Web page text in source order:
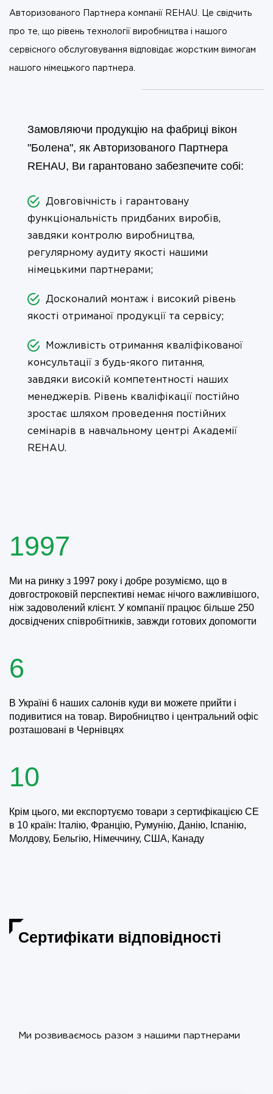
Авторизованого Партнера компанії REHAU. Це свідчить
про те, що рівень технології виробництва і нашого
сервісного обслуговування відповідає жорстким вимогам
нашого німецького партнера.
Замовляючи продукцію на фабриці вікон
"Болена", як Авторизованого Партнера
REHAU, Ви гарантовано забезпечите собі:
Довговічність і гарантовану
функціональність придбаних виробів,
завдяки контролю виробництва,
регулярному аудиту якості нашими
німецькими партнерами;
Досконалий монтаж і високий рівень
якості отриманої продукції та сервісу;
Можливість отримання кваліфікованої
консультації з будь-якого питання,
завдяки високій компетентності наших
менеджерів. Рівень кваліфікації постійно
зростає шляхом проведення постійних
семінарів в навчальному центрі Академії
REHAU.
1997
Ми на ринку з 1997 року і добре розуміємо, що в
довгостроковій перспективі немає нічого важливішого,
ніж задоволений клієнт. У компанії працює більше 250
досвідчених співробітників, завжди готових допомогти
6
В Україні 6 наших салонів куди ви можете прийти і
подивитися на товар. Виробництво і центральний офіс
розташовані в Чернівцях
10
Крім цього, ми експортуємо товари з сертифікацією CE
в 10 країн: Італію, Францію, Румунію, Данію, Іспанію,
Молдову, Бельгію, Німеччину, США, Канаду
Сертифікати відповідності
Ми розвиваємось разом з нашими партнерами